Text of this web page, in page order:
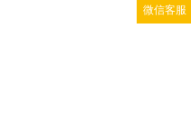
微信客服